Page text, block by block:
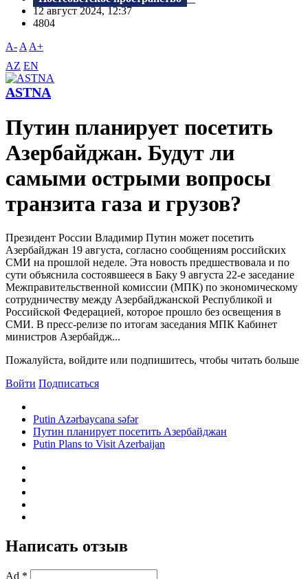
12 август 2024, 12:37
4804
A- A A+
AZ EN
ASTNA
Путин планирует посетить
Азербайджан. Будут ли
самыми острыми вопросы
транзита газа и грузов?
Президент России Владимир Путин может посетить
Азербайджан 19 августа, согласно сообщениям российских
СМИ на прошлой неделе. Эта новость предшествовала и по
сути объяснила состоявшееся в Баку 9 августа 22-е заседание
Межправительственной комиссии (МПК) по экономическому
сотрудничеству между Азербайджанской Республикой и
Российской Федерацией, которое прошло без освещения в
СМИ. В пресс-релизе по итогам заседания МПК Кабинет
министров Азербайдж...
Пожалуйста, войдите или подпишитесь, чтобы читать больше
Войти Подписаться
Putin Azərbaycana səfər
Путин планирует посетить Азербайджан
Putin Plans to Visit Azerbaijan
Написать отзыв
Ad *